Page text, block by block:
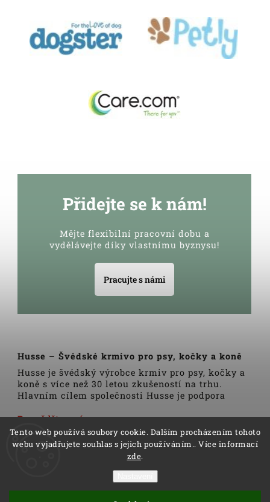
Tento web používá soubory cookie. Dalším procházením tohoto
webu vyjadřujete souhlas s jejich používáním.. Více informací
zde.
Přidejte se k nám!
Mějte flexibilní pracovní dobu a
vydělávejte díky vlastnímu byznysu!
Pracujte s námi
Husse – Švédské krmivo pro psy, kočky a koně
Husse je švédský výrobce krmiv pro psy, kočky a
koně s více než 30 letou zkušeností na trhu.
Hlavním cílem společnosti Husse je podpora
Veškerá krmiva, pamlsky a doplňky Husse jsou
vyrobeny pouze z nejkvalitnějších a pečlivě
vybraných surovin. Všechny produkty se vyrábí
podle tradičních skandinávských receptur a
Dozvědět se více
Copyright 2026Husse. Všechna práva vyhrazena.